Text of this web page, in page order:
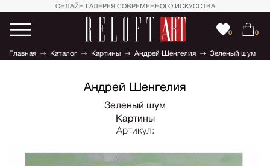
ОНЛАЙН ГАЛЕРЕЯ СОВРЕМЕННОГО ИСКУССТВА
0 0
Главная Каталог Картины Андрей Шенгелия Зеленый шум
Андрей Шенгелия
Зеленый шум
Картины
Артикул: